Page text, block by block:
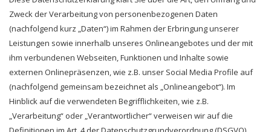
Zweck der Verarbeitung von personenbezogenen Daten
(nachfolgend kurz „Daten“) im Rahmen der Erbringung unserer
Leistungen sowie innerhalb unseres Onlineangebotes und der mit
ihm verbundenen Webseiten, Funktionen und Inhalte sowie
externen Onlinepräsenzen, wie z.B. unser Social Media Profile auf
(nachfolgend gemeinsam bezeichnet als „Onlineangebot“). Im
Hinblick auf die verwendeten Begrifflichkeiten, wie z.B.
„Verarbeitung“ oder „Verantwortlicher“ verweisen wir auf die